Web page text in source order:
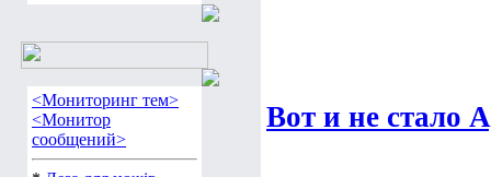
<Мониторинг тем>
<Монитор
сообщений>
Вот и не стало